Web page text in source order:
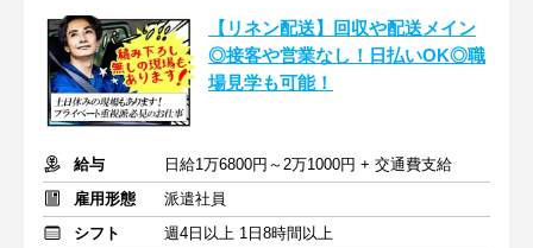
【リネン配送】回収や配送メイン
◎接客や営業なし！日払いOK◎職
場見学も可能！
給与
日給1万6800円～2万1000円 + 交通費支給
雇用形態
派遣社員
シフト
週4日以上 1日8時間以上